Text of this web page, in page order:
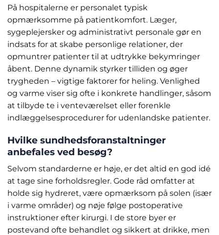
På hospitalerne er personalet typisk
opmærksomme på patientkomfort. Læger,
sygeplejersker og administrativt personale gør en
indsats for at skabe personlige relationer, der
opmuntrer patienter til at udtrykke bekymringer
åbent. Denne dynamik styrker tilliden og øger
trygheden – vigtige faktorer for heling. Venlighed
og varme viser sig ofte i konkrete handlinger, såsom
at tilbyde te i venteværelset eller forenkle
indlæggelsesprocedurer for udenlandske patienter.
Hvilke sundhedsforanstaltninger
anbefales ved besøg?
Selvom standarderne er høje, er det altid en god idé
at tage sine forholdsregler. Gode råd omfatter at
holde sig hydreret, være opmærksom på solen (især
i varme områder) og nøje følge postoperative
instruktioner efter kirurgi. I de store byer er
postevand ofte behandlet og sikkert at drikke, men